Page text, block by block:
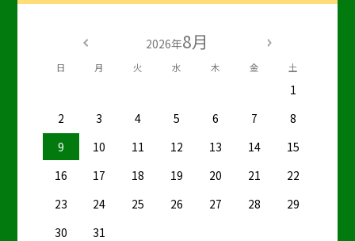
2026年8月
日 月 火 水 木 金 土
1
2
3 4 5 6 7
8
9
10 11 12 13 14
15
16
17 18 19 20 21
22
23
24 25 26 27 28
29
30
31